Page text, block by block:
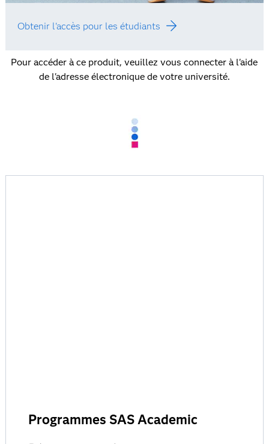
Obtenir l'accès pour les étudiants
Pour accéder à ce produit, veuillez vous connecter à l'aide
de l'adresse électronique de votre université.
Programmes SAS Academic